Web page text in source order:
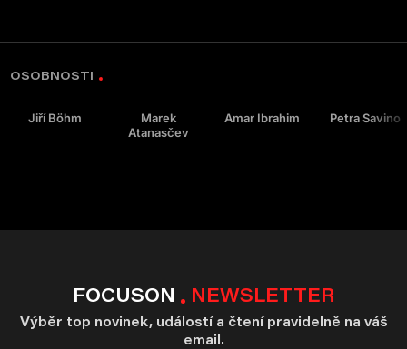
OSOBNOSTI
Jiří Böhm
Marek
Atanasčev
Amar Ibrahim Petra Savino
FOCUSON NEWSLETTER
Výběr top novinek, událostí a čtení pravidelně na váš
email.